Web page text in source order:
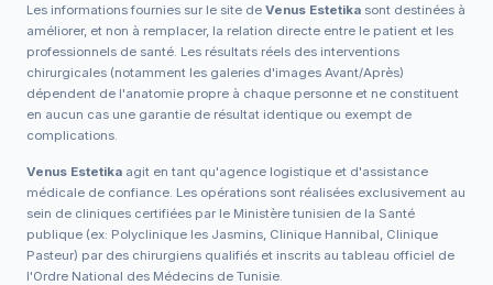
Les informations fournies sur le site de Venus Estetika sont destinées à
améliorer, et non à remplacer, la relation directe entre le patient et les
professionnels de santé. Les résultats réels des interventions
chirurgicales (notamment les galeries d'images Avant/Après)
dépendent de l'anatomie propre à chaque personne et ne constituent
en aucun cas une garantie de résultat identique ou exempt de
complications.
Venus Estetika agit en tant qu'agence logistique et d'assistance
médicale de confiance. Les opérations sont réalisées exclusivement au
sein de cliniques certifiées par le Ministère tunisien de la Santé
publique (ex: Polyclinique les Jasmins, Clinique Hannibal, Clinique
Pasteur) par des chirurgiens qualifiés et inscrits au tableau officiel de
l'Ordre National des Médecins de Tunisie.